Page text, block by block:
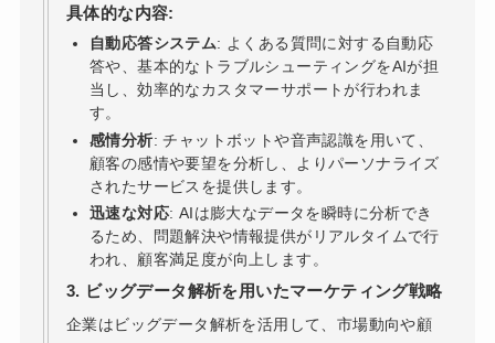
具体的な内容:
自動応答システム: よくある質問に対する自動応
答や、基本的なトラブルシューティングをAIが担
当し、効率的なカスタマーサポートが行われま
す。
感情分析: チャットボットや音声認識を用いて、
顧客の感情や要望を分析し、よりパーソナライズ
されたサービスを提供します。
迅速な対応: AIは膨大なデータを瞬時に分析でき
るため、問題解決や情報提供がリアルタイムで行
われ、顧客満足度が向上します。
3. ビッグデータ解析を用いたマーケティング戦略
企業はビッグデータ解析を活用して、市場動向や顧